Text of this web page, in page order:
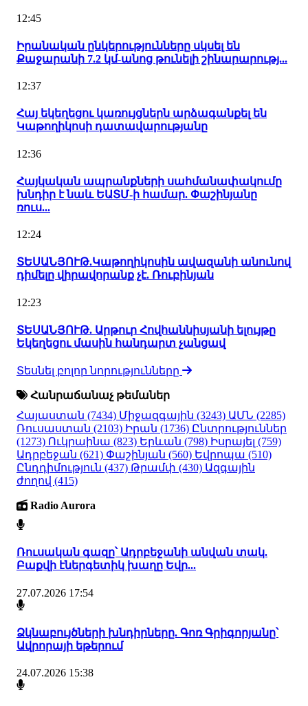
12:45
Իրանական ընկերությունները սկսել են
Քաջարանի 7.2 կմ-անոց թունելի շինարարությ...
12:37
Հայ եկեղեցու կառույցներն արձագանքել են
Կաթողիկոսի դատավարությանը
12:36
Հայկական ապրանքների սահմանափակումը
խնդիր է նաև ԵԱՏՄ-ի համար. Փաշինյանը
ռուս...
12:24
ՏԵՍԱՆՅՈՒԹ.Կաթողիկոսին ավազանի անունով
դիմելը վիրավորանք չէ. Ռուբինյան
12:23
ՏԵՍԱՆՅՈՒԹ. Արթուր Հովհաննիսյանի ելույթը
Եկեղեցու մասին հանդարտ չանցավ
Տեսնել բոլոր նորությունները
Հանրաճանաչ թեմաներ
Հայաստան (7434) Միջազգային (3243) ԱՄՆ (2285)
Ռուսաստան (2103) Իրան (1736) Ընտրություններ
(1273) Ուկրաինա (823) Երևան (798) Իսրայել (759)
Ադրբեջան (621) Փաշինյան (560) Եվրոպա (510)
Ընդդիմություն (437) Թրամփ (430) Ազգային
ժողով (415)
Radio Aurora
Ռուսական գազը՝ Ադրբեջանի անվան տակ.
Բաքվի էներգետիկ խաղը Եվր...
27.07.2026 17:54
Ձկնաբույծների խնդիրները. Գոռ Գրիգորյանը՝
Ավրորայի եթերում
24.07.2026 15:38